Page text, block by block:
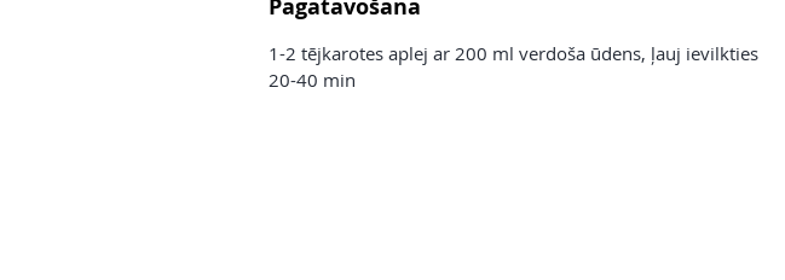
Pagatavošana
1-2 tējkarotes aplej ar 200 ml verdoša ūdens, ļauj ievilkties
20-40 min